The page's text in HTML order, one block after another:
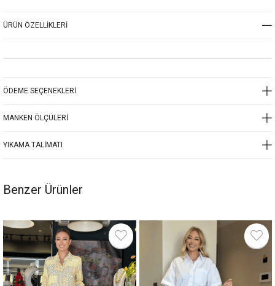
ÜRÜN ÖZELLIKLERI
ÖDEME SEÇENEKLERI
MANKEN ÖLÇÜLERI
YIKAMA TALIMATI
Benzer Ürünler
%52